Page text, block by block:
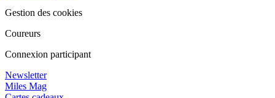
Gestion des cookies
Coureurs
Connexion participant
Newsletter
Miles Mag